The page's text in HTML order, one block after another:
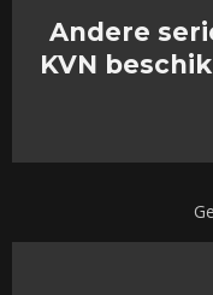
Andere
KVN